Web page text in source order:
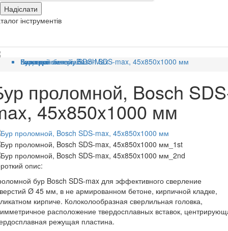
інструментів
Головна
Категорії
Витратні матеріали
Бури для бетону SDS-Max
Бур проломной, Bosch SDS-max, 45x850x1000 мм
проломной, Bosch
45x850x1000 мм
опис:
бур Bosch SDS-max для эффективного сверление
Ø 45 мм, в не армированном бетоне, кирпичной кладке,
кирпиче. Колоколообразная сверлильная головка,
расположение твердосплавных вставок,
режущая пластина.